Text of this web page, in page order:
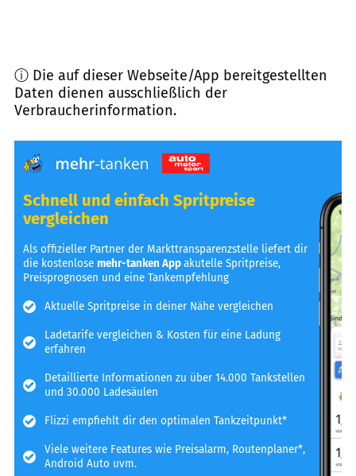
ⓘ Die auf dieser Webseite/App bereitgestellten
Daten dienen ausschließlich der
Verbraucherinformation.
Schnell und einfach Spritpreise
vergleichen
Als offizieller Partner der Markttransparenzstelle liefert dir
die kostenlosemehr-tanken Appakutelle Spritpreise,
Preisprognosen und eine Tankempfehlung
Aktuelle Spritpreise in deiner Nähe vergleichen
Ladetarife vergleichen & Kosten für eine Ladung
erfahren
Detaillierte Informationen zu über 14.000 Tankstellen
und 30.000 Ladesäulen
Flizzi empfiehlt dir den optimalen Tankzeitpunkt*
Viele weitere Features wie Preisalarm, Routenplaner*,
Android Auto uvm.